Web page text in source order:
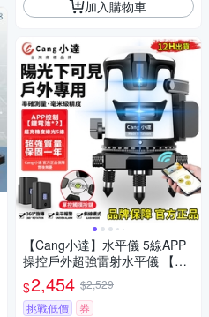
加入購物車
【Cang小達】水平儀 5線APP
操控戶外超強雷射水平儀 【綠
光 隨意開關線條】LED電量顯
示自動調平打斜線
$2,454 $2,529
挑戰低價
券